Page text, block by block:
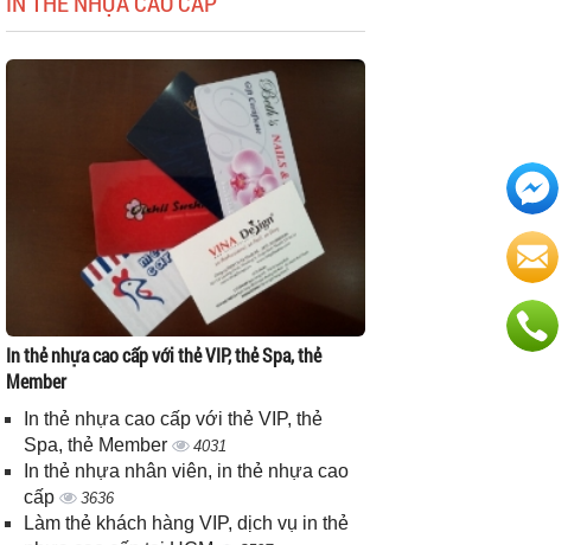
In thẻ nhựa cao cấp với thẻ VIP, thẻ Spa, thẻ
Member
In thẻ nhựa cao cấp với thẻ VIP, thẻ
Spa, thẻ Member
4031
In thẻ nhựa nhân viên, in thẻ nhựa cao
cấp
3636
Làm thẻ khách hàng VIP, dịch vụ in thẻ